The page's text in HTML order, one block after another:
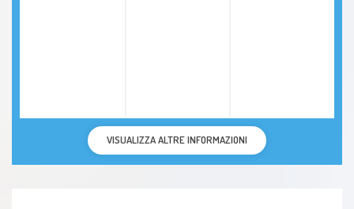
VISUALIZZA ALTRE INFORMAZIONI